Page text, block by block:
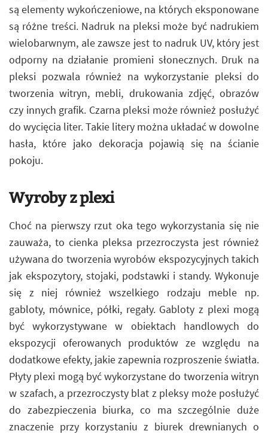
są elementy wykończeniowe, na których eksponowane
są różne treści. Nadruk na pleksi może być nadrukiem
wielobarwnym, ale zawsze jest to nadruk UV, który jest
odporny na działanie promieni słonecznych. Druk na
pleksi pozwala również na wykorzystanie pleksi do
tworzenia witryn, mebli, drukowania zdjęć, obrazów
czy innych grafik. Czarna pleksi może również posłużyć
do wycięcia liter. Takie litery można układać w dowolne
hasła, które jako dekoracja pojawią się na ścianie
pokoju.
Wyroby z plexi
Choć na pierwszy rzut oka tego wykorzystania się nie
zauważa, to cienka pleksa przezroczysta jest również
używana do tworzenia wyrobów ekspozycyjnych takich
jak ekspozytory, stojaki, podstawki i standy. Wykonuje
się z niej również wszelkiego rodzaju meble np.
gabloty, mównice, półki, regały. Gabloty z plexi mogą
być wykorzystywane w obiektach handlowych do
ekspozycji oferowanych produktów ze względu na
dodatkowe efekty, jakie zapewnia rozproszenie światła.
Płyty plexi mogą być wykorzystane do tworzenia witryn
w szafach, a przezroczysty blat z pleksy może posłużyć
do zabezpieczenia biurka, co ma szczególnie duże
znaczenie przy korzystaniu z biurek drewnianych o